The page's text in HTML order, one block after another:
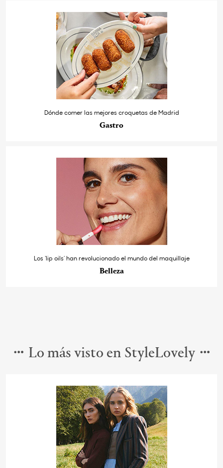
Dónde comer las mejores croquetas de Madrid
Gastro
Los ‘lip oils’ han revolucionado el mundo del maquillaje
Belleza
Lo más visto en StyleLovely